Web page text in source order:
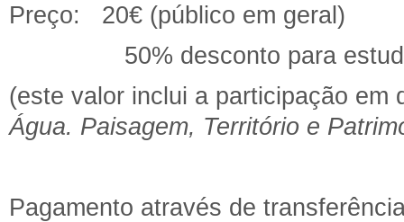
Preço: 20€ (público em geral)
50% desconto para
(este valor inclui a participação
Água. Paisagem, Território e
Pagamento através de